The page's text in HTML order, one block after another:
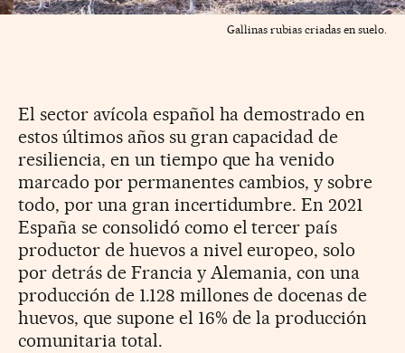
Gallinas rubias criadas en suelo.
El sector avícola español ha demostrado en
estos últimos años su gran capacidad de
resiliencia, en un tiempo que ha venido
marcado por permanentes cambios, y sobre
todo, por una gran incertidumbre. En 2021
España se consolidó como el tercer país
productor de huevos a nivel europeo, solo
por detrás de Francia y Alemania, con una
producción de 1.128 millones de docenas de
huevos, que supone el 16% de la producción
comunitaria total.